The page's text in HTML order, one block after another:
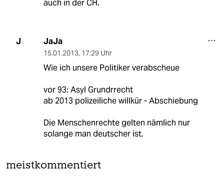
auch in der CH.
J JaJa
15.01.2013, 17:29 Uhr
Wie ich unsere Politiker verabscheue
vor 93: Asyl Grundrrecht
ab 2013 polizeiliche willkür - Abschiebung
Die Menschenrechte gelten nämlich nur
solange man deutscher ist.
meistkommentiert